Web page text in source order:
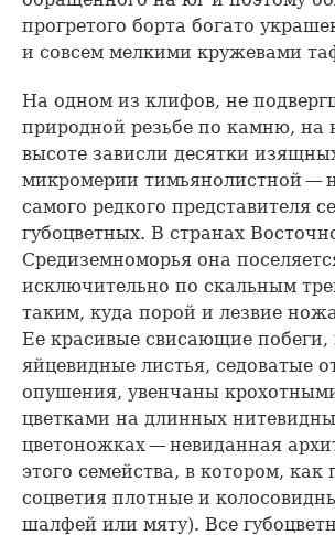
прогретого борта богато
и совсем мелкими кружевами
На одном из клифов, не
природной резьбе по камню, на
высоте зависли десятки
микромерии тимьянолистной —
самого редкого представителя
губоцветных. В странах
Средиземноморья она
исключительно по скальным
таким, куда порой и лезвие
Ее красивые свисающие побеги,
яйцевидные листья, седоватые
опушения, увенчаны
цветками на длинных
цветоножках — невиданная
этого семейства, в котором, как
соцветия плотные и
шалфей или мяту). Все